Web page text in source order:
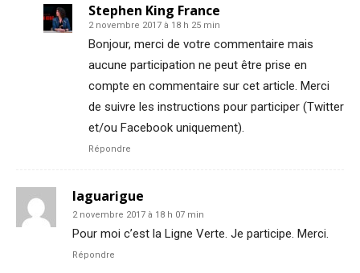
Stephen King France
2 novembre 2017 à 18 h 25 min
Bonjour, merci de votre commentaire mais
aucune participation ne peut être prise en
compte en commentaire sur cet article. Merci
de suivre les instructions pour participer (Twitter
et/ou Facebook uniquement).
Répondre
laguarigue
2 novembre 2017 à 18 h 07 min
Pour moi c’est la Ligne Verte. Je participe. Merci.
Répondre